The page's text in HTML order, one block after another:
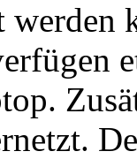
werden